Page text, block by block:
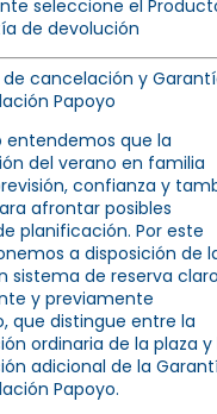
seleccione el
de devolución
cancelación y
Papoyo
entendemos que la
del verano en familia
confianza y
afrontar posibles
planificación. Por este
a disposición de
sistema de reserva
y previamente
que distingue entre la
ordinaria de la plaza y
adicional de la
Papoyo.